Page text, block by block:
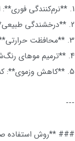
1. **نرم‌کنندگی فوری**: از بین بردن موخوره و گره‌های مو
2. **درخشندگی طبیعی**: ایجاد جلای سالم بدون چربی ظاهری
3. **محافظت حرارتی**: قابل استفاده قبل از ابزارهای داغ مثل سشوار و اتوی مو
4. **ترمیم موهای رنگ‌شده**: جلوگیری از شسته‌شدن رنگ و خشکی
5. **کاهش وزموی**: کنترل موهای فر و نامرتب
---
### **روش استفاده